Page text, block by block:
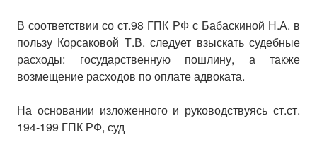
В соответствии со ст.98 ГПК РФ с Бабаскиной Н.А. в
пользу Корсаковой Т.В. следует взыскать судебные
расходы: государственную пошлину, а также
возмещение расходов по оплате адвоката.
На основании изложенного и руководствуясь ст.ст.
194-199 ГПК РФ, суд